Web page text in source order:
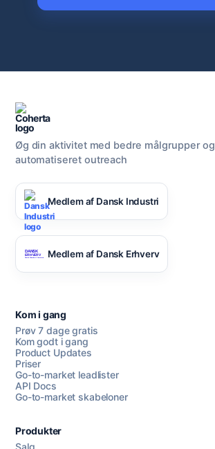
Øg din aktivitet med bedre målgrupper og
automatiseret outreach
Medlem af Dansk Industri
Medlem af Dansk Erhverv
Kom i gang
Prøv 7 dage gratis
Kom godt i gang
Product Updates
Priser
Go-to-market leadlister
API Docs
Go-to-market skabeloner
Produkter
Salg